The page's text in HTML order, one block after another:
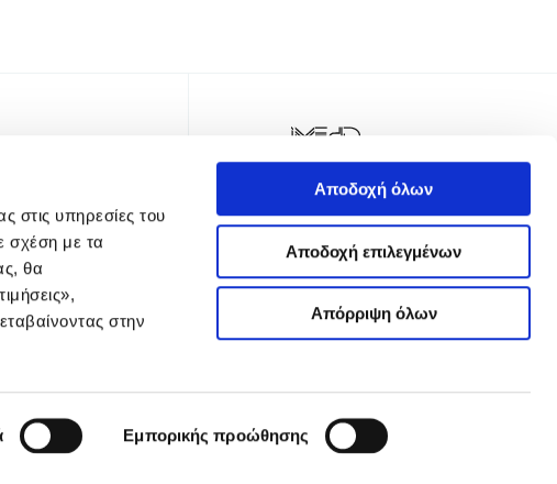
στις υπηρεσίες του
σχέση με τα
θα
στην
Εμπορικής προώθησης
Αποδοχή όλων
Αποδοχή επιλεγμένων
Απόρριψη όλων